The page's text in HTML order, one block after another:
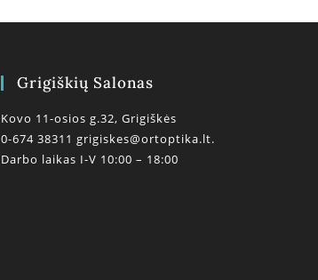
Grigiškių Salonas
Kovo 11-osios g.32, Grigiškės
0-674 38311 grigiskes@ortoptika.lt.
Darbo laikas I-V 10:00 – 18:00